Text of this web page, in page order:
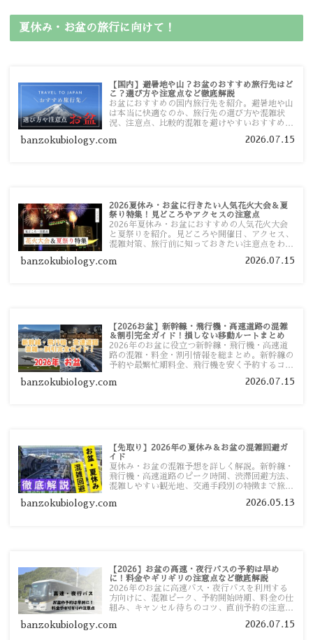
夏休み・お盆の旅行に向けて！
【国内】避暑地や山？お盆のおすすめ旅行先はど
こ？選び方や注意点など徹底解説
お盆におすすめの国内旅行先を紹介。避暑地や山
は本当に快適なのか、旅行先の選び方や混雑状
況、注意点、比較的混雑を避けやすいおすすめス
す。
banzokubiology.com 2026.07.15
2026夏休み・お盆に行きたい人気花火大会＆夏
祭り特集！見どころやアクセスの注意点
2026年夏休み・お盆におすすめの人気花火大会
と夏祭りを紹介。見どころや開催日、アクセス、
混雑対策、旅行前に知っておきたい注意点をわか
banzokubiology.com 2026.07.15
【2026お盆】新幹線・飛行機・高速道路の混雑
＆割引完全ガイド！損しない移動ルートまとめ
2026年のお盆に役立つ新幹線・飛行機・高速道
路の混雑・料金・割引情報を総まとめ。新幹線の
予約や最繁忙期料金、飛行機を安く予約するコ
い移動方法を分かりやすく解説します。
banzokubiology.com 2026.07.15
【先取り】2026年の夏休み＆お盆の混雑回避ガ
イド
夏休み・お盆の混雑予想を詳しく解説。新幹線・
飛行機・高速道路のピーク時間、渋滞回避方法、
混雑しやすい観光地、交通手段別の特徴まで旅行
banzokubiology.com 2026.05.13
【2026】お盆の高速・夜行バスの予約は早め
に！料金やギリギリの注意点など徹底解説
2026年のお盆に高速バス・夜行バスを利用する
方向けに、混雑ピーク、予約開始時期、料金の仕
組み、キャンセル待ちのコツ、直前予約の注意点
banzokubiology.com 2026.07.15